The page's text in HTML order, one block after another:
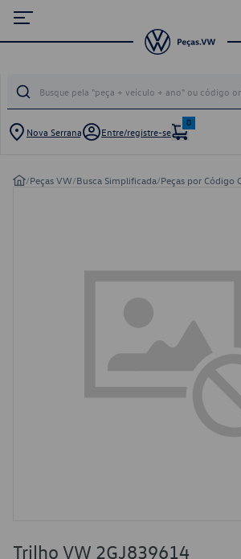
Nova Serrana Entre/registre-se
0
/Peças VW/Busca Simplificada/Peças por Código
Trilho VW 2GJ839614